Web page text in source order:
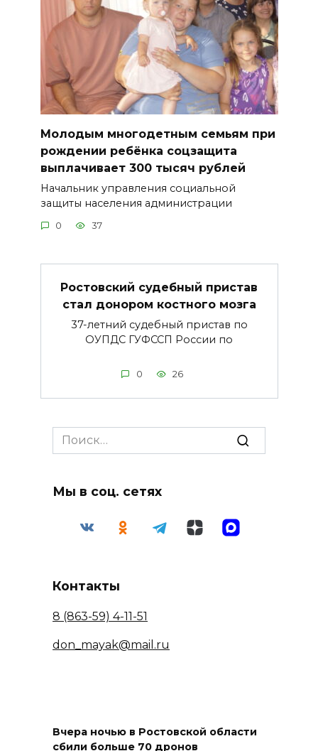
Молодым многодетным семьям при
рождении ребёнка соцзащита
выплачивает 300 тысяч рублей
Начальник управления социальной
защиты населения администрации
0 37
Ростовский судебный пристав
стал донором костного мозга
37-летний судебный пристав по
ОУПДС ГУФССП России по
0 26
Search
for:
Мы в соц. сетях
Контакты
8 (863-59) 4-11-51
don_mayak@mail.ru
Вчера ночью в Ростовской области
сбили больше 70 дронов